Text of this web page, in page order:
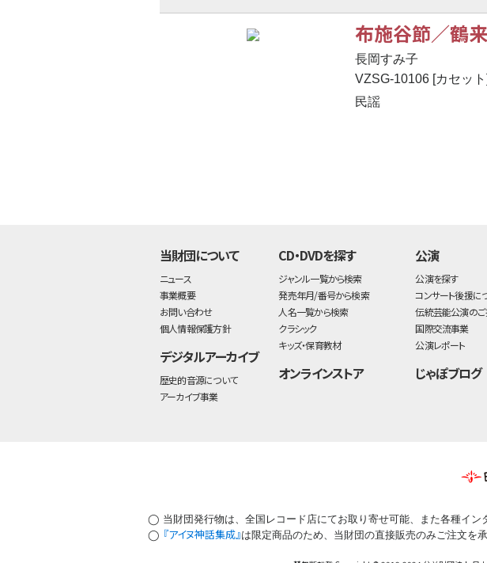
布施谷節／鶴
長岡すみ子
VZSG-10106 [カセット]
民謡
当財団について
ニュース
事業概要
お問い合わせ
個人情報保護方針
デジタルアーカイブ
歴史的音源について
アーカイブ事業
CD・DVDを探す
ジャンル一覧から検索
発売年月/番号から検索
人名一覧から検索
クラシック
キッズ・保育教材
オンラインストア
公演
公演を探す
コンサート後援に
伝統芸能公演の
国際交流事業
公演レポート
じゃぽブログ
◯ 当財団発行物は、全国レコード店にてお取り寄せ可能、また各種イ
◯ 『アイヌ神話集成』は限定商品のため、当財団の直接販売のみご注文を承